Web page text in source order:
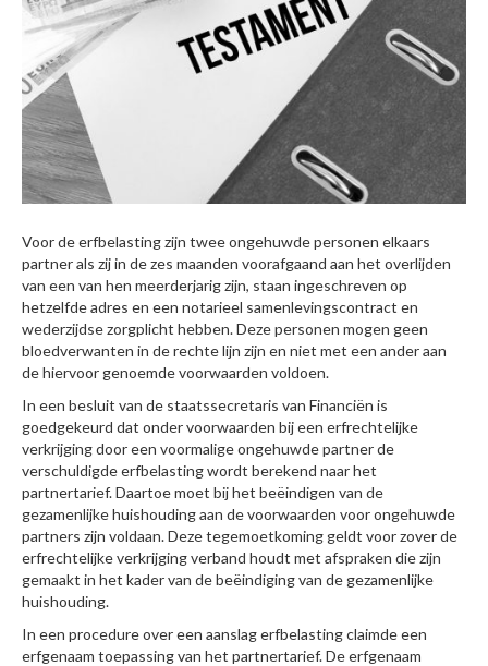
Voor de erfbelasting zijn twee ongehuwde personen elkaars
partner als zij in de zes maanden voorafgaand aan het overlijden
van een van hen meerderjarig zijn, staan ingeschreven op
hetzelfde adres en een notarieel samenlevingscontract en
wederzijdse zorgplicht hebben. Deze personen mogen geen
bloedverwanten in de rechte lijn zijn en niet met een ander aan
de hiervoor genoemde voorwaarden voldoen.
In een besluit van de staatssecretaris van Financiën is
goedgekeurd dat onder voorwaarden bij een erfrechtelijke
verkrijging door een voormalige ongehuwde partner de
verschuldigde erfbelasting wordt berekend naar het
partnertarief. Daartoe moet bij het beëindigen van de
gezamenlijke huishouding aan de voorwaarden voor ongehuwde
partners zijn voldaan. Deze tegemoetkoming geldt voor zover de
erfrechtelijke verkrijging verband houdt met afspraken die zijn
gemaakt in het kader van de beëindiging van de gezamenlijke
huishouding.
In een procedure over een aanslag erfbelasting claimde een
erfgenaam toepassing van het partnertarief. De erfgenaam